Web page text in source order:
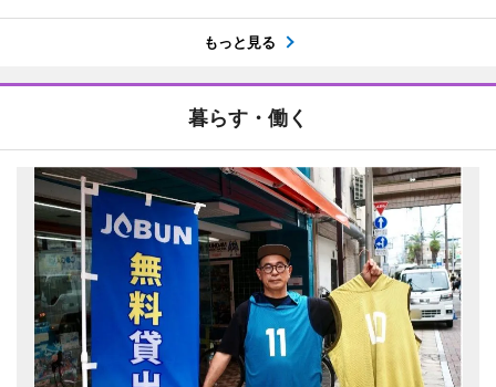
もっと見る
暮らす・働く